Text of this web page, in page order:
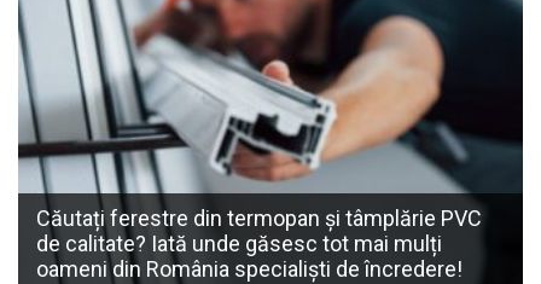
Căutați ferestre din termopan și tâmplărie PVC
de calitate? Iată unde găsesc tot mai mulți
oameni din România specialiști de încredere!